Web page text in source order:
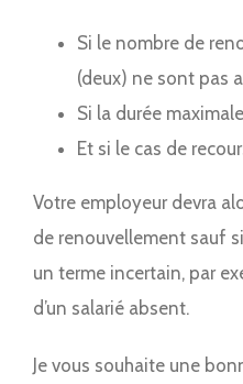
Si le nombre de
(deux) ne sont pas
Si la durée
Et si le cas de
Votre employeur devra
de renouvellement sauf
un terme incertain, par
d’un salarié absent.
Je vous souhaite une